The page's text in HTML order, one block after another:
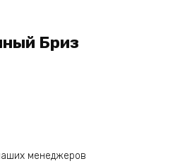
Бриз
менеджеров